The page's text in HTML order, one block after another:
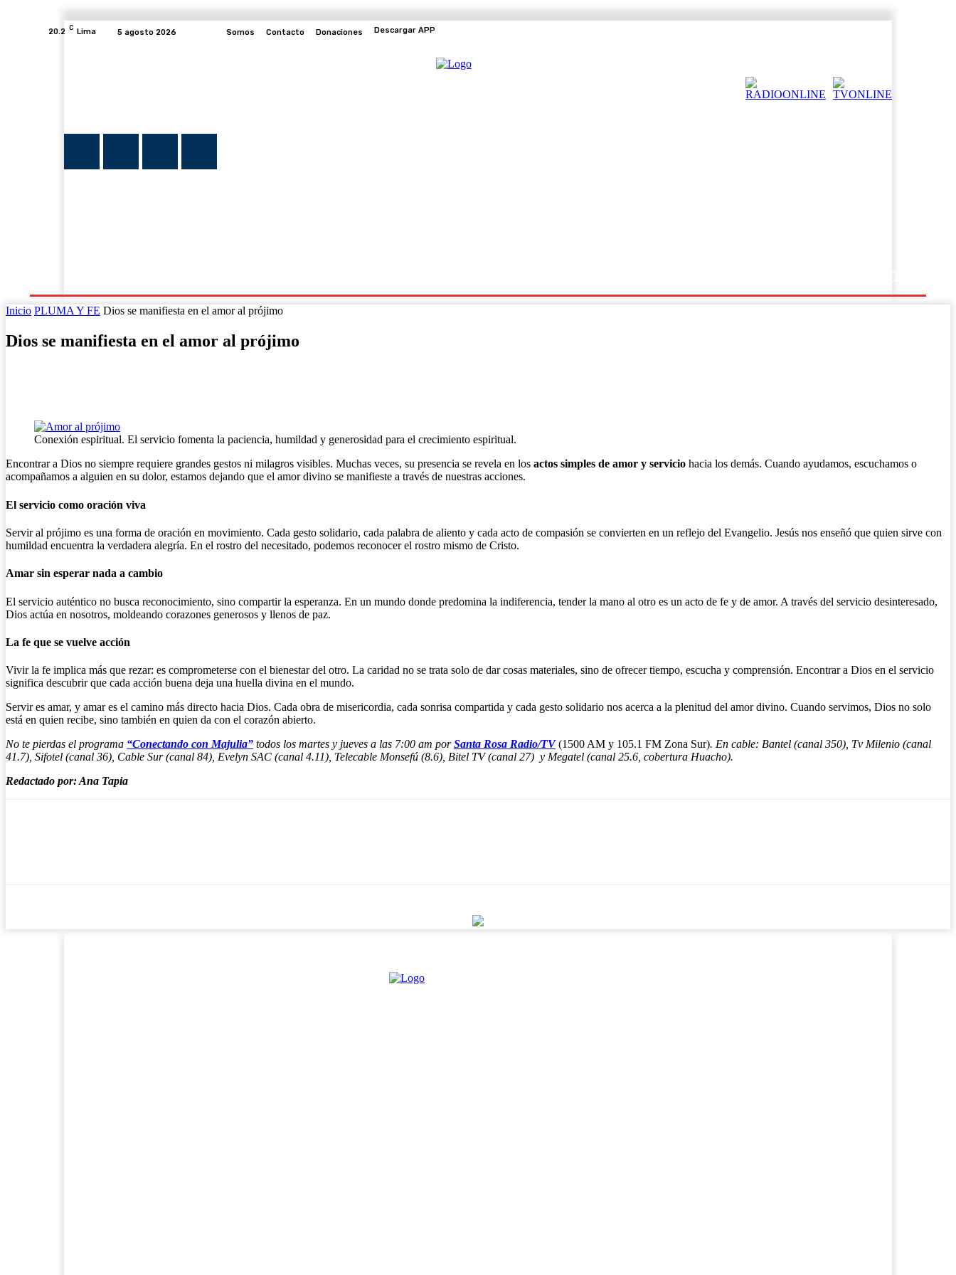
20.2 C Lima 5 agosto 2026 Somos Contacto Donaciones Descargar APP
Inicio PLUMA Y FE Dios se manifiesta en el amor al prójimo
Dios se manifiesta en el amor al prójimo
Conexión espiritual. El servicio fomenta la paciencia, humildad y generosidad para el crecimiento espiritual.
Encontrar a Dios no siempre requiere grandes gestos ni milagros visibles. Muchas veces, su presencia se revela en los actos simples de amor y servicio hacia los demás. Cuando ayudamos, escuchamos o
acompañamos a alguien en su dolor, estamos dejando que el amor divino se manifieste a través de nuestras acciones.
El servicio como oración viva
Servir al prójimo es una forma de oración en movimiento. Cada gesto solidario, cada palabra de aliento y cada acto de compasión se convierten en un reflejo del Evangelio. Jesús nos enseñó que quien sirve con
humildad encuentra la verdadera alegría. En el rostro del necesitado, podemos reconocer el rostro mismo de Cristo.
Amar sin esperar nada a cambio
El servicio auténtico no busca reconocimiento, sino compartir la esperanza. En un mundo donde predomina la indiferencia, tender la mano al otro es un acto de fe y de amor. A través del servicio desinteresado,
Dios actúa en nosotros, moldeando corazones generosos y llenos de paz.
La fe que se vuelve acción
Vivir la fe implica más que rezar: es comprometerse con el bienestar del otro. La caridad no se trata solo de dar cosas materiales, sino de ofrecer tiempo, escucha y comprensión. Encontrar a Dios en el servicio
significa descubrir que cada acción buena deja una huella divina en el mundo.
Servir es amar, y amar es el camino más directo hacia Dios. Cada obra de misericordia, cada sonrisa compartida y cada gesto solidario nos acerca a la plenitud del amor divino. Cuando servimos, Dios no solo
está en quien recibe, sino también en quien da con el corazón abierto.
No te pierdas el programa “Conectando con Majulia” todos los martes y jueves a las 7:00 am porSanta Rosa Radio/TV (1500 AM y 105.1 FM Zona Sur). En cable: Bantel (canal 350), Tv Milenio (canal
41.7), Sifotel (canal 36), Cable Sur (canal 84), Evelyn SAC (canal 4.11), Telecable Monsefú (8.6), Bitel TV (canal 27) y Megatel (canal 25.6, cobertura Huacho).
Redactado por: Ana Tapia